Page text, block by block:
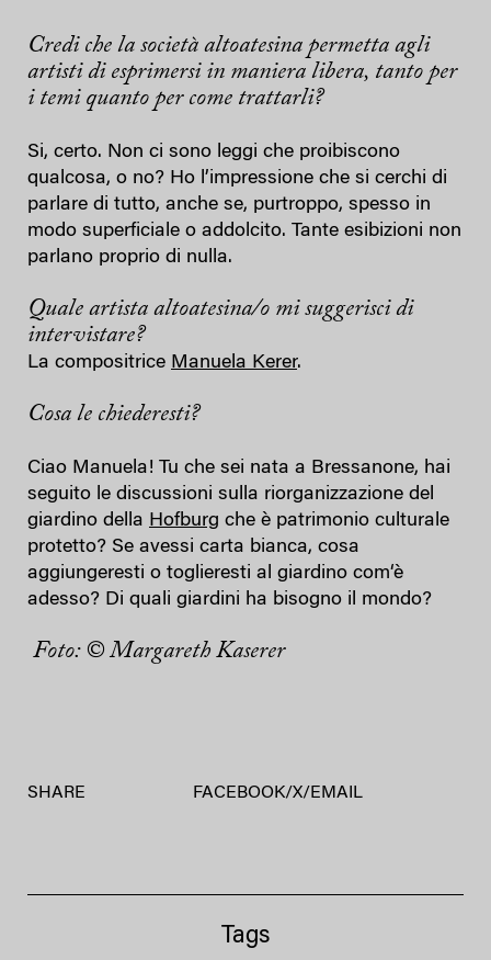
Credi che la società altoatesina permetta agli
artisti di esprimersi in maniera libera, tanto per
i temi quanto per come trattarli?
Si, certo. Non ci sono leggi che proibiscono
qualcosa, o no? Ho l’impressione che si cerchi di
parlare di tutto, anche se, purtroppo, spesso in
modo superficiale o addolcito. Tante esibizioni non
parlano proprio di nulla.
Quale artista altoatesina/o mi suggerisci di
intervistare?
La compositrice Manuela Kerer.
Cosa le chiederesti?
Ciao Manuela! Tu che sei nata a Bressanone, hai
seguito le discussioni sulla riorganizzazione del
giardino della Hofburg che è patrimonio culturale
protetto? Se avessi carta bianca, cosa
aggiungeresti o toglieresti al giardino com‘è
adesso? Di quali giardini ha bisogno il mondo?
Foto: © Margareth Kaserer
SHARE FACEBOOK/X/ EMAIL
Tags